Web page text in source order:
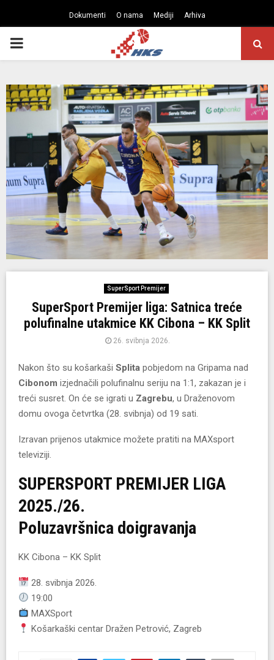
Dokumenti O nama Mediji Arhiva
PRIMARY
SuperSport Premijer
SuperSport Premijer liga: Satnica treće
polufinalne utakmice KK Cibona – KK Split
26. svibnja 2026.
Nakon što su košarkaši Splita pobjedom na Gripama nad
Cibonom izjednačili polufinalnu seriju na 1:1, zakazan je i
treći susret. On će se igrati u Zagrebu, u Draženovom
domu ovoga četvrtka (28. svibnja) od 19 sati.
Izravan prijenos utakmice možete pratiti na MAXsport
televiziji.
SUPERSPORT PREMIJER LIGA
2025./26.
Poluzavršnica doigravanja
KK Cibona – KK Split
28. svibnja 2026.
19:00
MAXSport
Košarkaški centar Dražen Petrović, Zagreb